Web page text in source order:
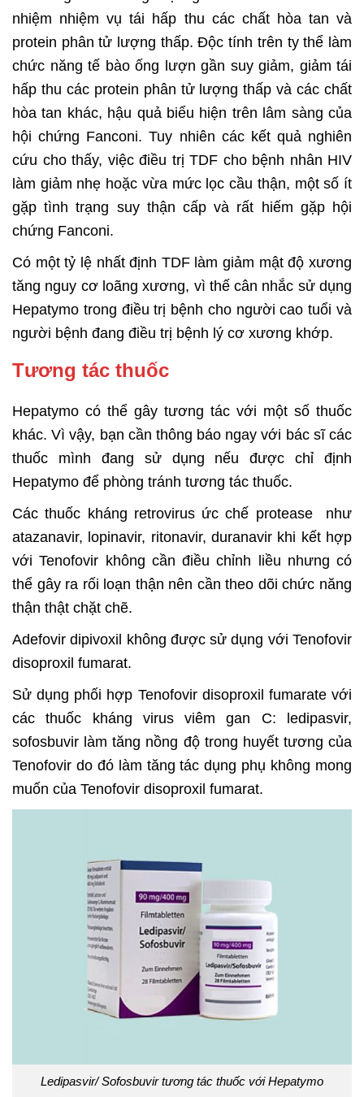
nhiệm nhiệm vụ tái hấp thu các chất hòa tan và
protein phân tử lượng thấp. Độc tính trên ty thể làm
chức năng tế bào ống lượn gần suy giảm, giảm tái
hấp thu các protein phân tử lượng thấp và các chất
hòa tan khác, hậu quả biểu hiện trên lâm sàng của
hội chứng Fanconi. Tuy nhiên các kết quả nghiên
cứu cho thấy, việc điều trị TDF cho bệnh nhân HIV
làm giảm nhẹ hoặc vừa mức lọc cầu thận, một số ít
gặp tình trạng suy thận cấp và rất hiếm gặp hội
chứng Fanconi.
Có một tỷ lệ nhất định TDF làm giảm mật độ xương
tăng nguy cơ loãng xương, vì thế cân nhắc sử dụng
Hepatymo trong điều trị bệnh cho người cao tuổi và
người bệnh đang điều trị bệnh lý cơ xương khớp.
Tương tác thuốc
Hepatymo có thể gây tương tác với một số thuốc
khác. Vì vậy, bạn cần thông báo ngay với bác sĩ các
thuốc mình đang sử dụng nếu được chỉ định
Hepatymo để phòng tránh tương tác thuốc.
Các thuốc kháng retrovirus ức chế protease như
atazanavir, lopinavir, ritonavir, duranavir khi kết hợp
với Tenofovir không cần điều chỉnh liều nhưng có
thể gây ra rối loạn thận nên cần theo dõi chức năng
thận thật chặt chẽ.
Adefovir dipivoxil không được sử dụng với Tenofovir
disoproxil fumarat.
Sử dụng phối hợp Tenofovir disoproxil fumarate với
các thuốc kháng virus viêm gan C: ledipasvir,
sofosbuvir làm tăng nồng độ trong huyết tương của
Tenofovir do đó làm tăng tác dụng phụ không mong
muốn của Tenofovir disoproxil fumarat.
Ledipasvir/ Sofosbuvir tương tác thuốc với Hepatymo